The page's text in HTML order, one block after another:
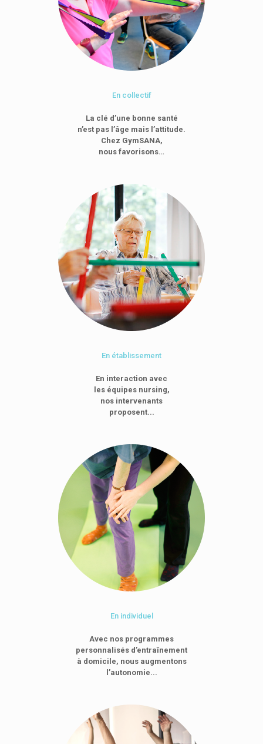
En collectif
La clé d’une bonne santé
n’est pas l’âge mais l’attitude.
Chez GymSANA,
nous favorisons…
En établissement
En interaction avec
les équipes nursing,
nos intervenants
proposent...
En individuel
Avec nos programmes
personnalisés d’entraînement
à domicile, nous augmentons
l’autonomie...